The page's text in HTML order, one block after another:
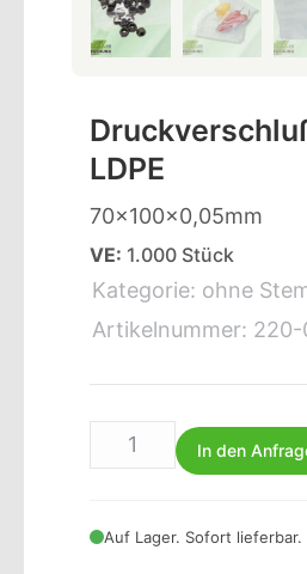
LDPE
70x100x0,05mm
VE: 1.000 Stück
Kategorie: ohne
Artikelnummer: 220-
In den
Auf Lager. Sofort lieferbar.